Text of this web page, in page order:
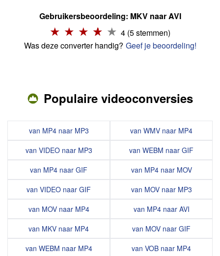
Gebruikersbeoordeling: MKV naar AVI
4 (5 stemmen)
Was deze converter handig? Geef je beoordeling!
Populaire videoconversies
van MP4 naar MP3
van VIDEO naar MP3
van MP4 naar GIF
van VIDEO naar GIF
van MOV naar MP4
van MKV naar MP4
van WEBM naar MP4
van WMV naar MP4
van WEBM naar GIF
van MP4 naar MOV
van MOV naar MP3
van MP4 naar AVI
van MOV naar GIF
van VOB naar MP4